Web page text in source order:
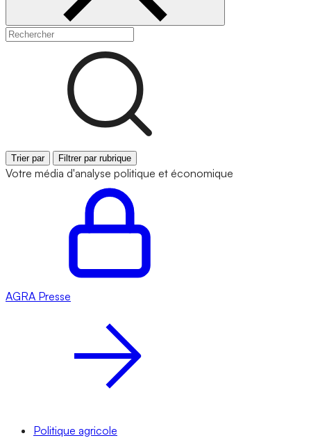
Trier par Filtrer par rubrique
Votre média d'analyse politique et économique
AGRA Presse
Politique agricole